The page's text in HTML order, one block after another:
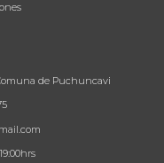
de Puchuncavi